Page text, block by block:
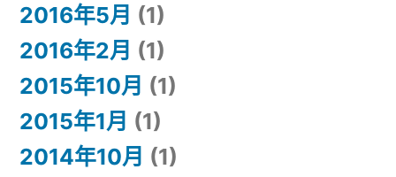
2016年5月 (1)
2016年2月 (1)
2015年10月 (1)
2015年1月 (1)
2014年10月 (1)